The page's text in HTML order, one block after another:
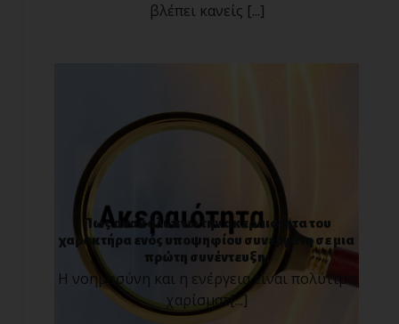
βλέπει κανείς [...]
Πως ανακαλύπτω την ακεραιότητα του
χαρακτήρα ενός υποψηφίου συνεργάτη σε μια
πρώτη συνέντευξη;
Η νοημοσύνη και η ενέργεια είναι πολύτιμα
χαρίσματ[...]